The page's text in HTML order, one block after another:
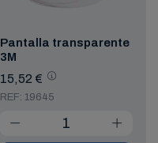
Pantalla transparente
3M
15,52 €
REF: 19645